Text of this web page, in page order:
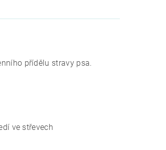
přídělu stravy psa.
ve střevech